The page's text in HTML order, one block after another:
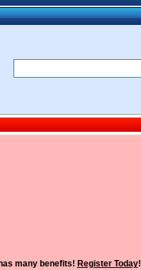
many benefits! Register Today!